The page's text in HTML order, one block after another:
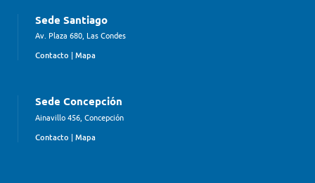
Sede Santiago
Av. Plaza 680, Las Condes
Contacto | Mapa
Sede Concepción
Ainavillo 456, Concepción
Contacto | Mapa